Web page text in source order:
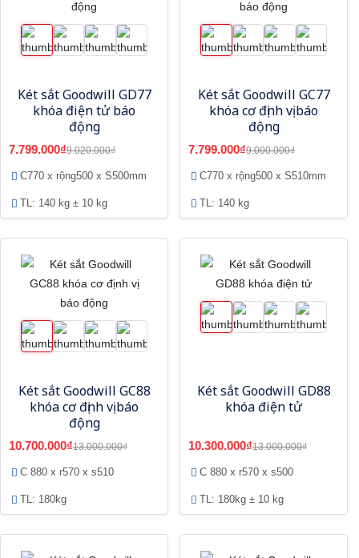
Két sắt Goodwill GD77
khóa điện tử báo
động
7.799.000₫9.020.000₫
C770 x rộng500 x S500mm
TL: 140 kg ± 10 kg
Két sắt Goodwill GC77
khóa cơ định vị báo
động
7.799.000₫9.000.000₫
C770 x rộng500 x S510mm
TL: 140 kg
Két sắt Goodwill GC88
khóa cơ định vị báo
động
10.700.000₫13.000.000₫
C 880 x r570 x s510
TL: 180kg
Két sắt Goodwill GD88
khóa điện tử
10.300.000₫13.000.000₫
C 880 x r570 x s500
TL: 180kg ± 10 kg